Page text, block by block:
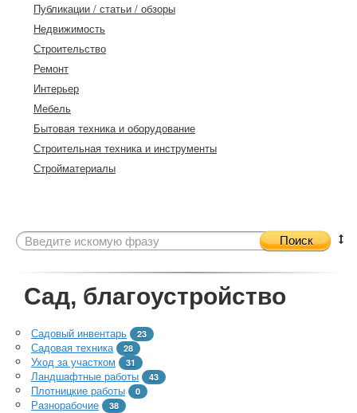
Публикации / статьи / обзоры
Недвижимость
Строительство
Ремонт
Интерьер
Мебель
Бытовая техника и оборудование
Строительная техника и инструменты
Стройматериалы
Поиск
Сад, благоустройство
Садовый инвентарь 23
Садовая техника 28
Уход за участком 31
Ландшафтные работы 43
Плотницкие работы 0
Разнорабочие 38